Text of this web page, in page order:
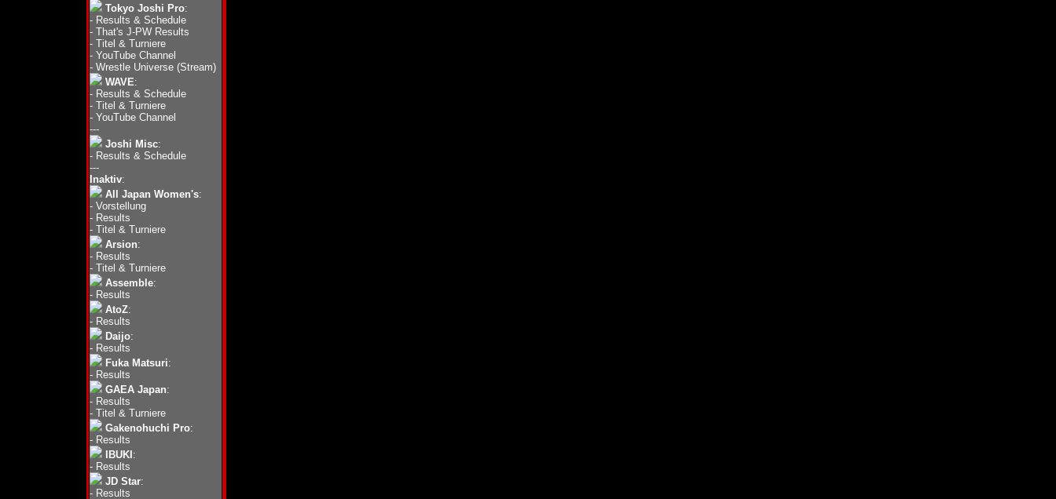
Tokyo Joshi Pro:
- Results & Schedule
- That's J-PW Results
- Titel & Turniere
- YouTube Channel
- Wrestle Universe (Stream)
WAVE:
- Results & Schedule
- Titel & Turniere
- YouTube Channel
---
Joshi Misc:
- Results & Schedule
---
Inaktiv:
All Japan Women's:
- Vorstellung
- Results
- Titel & Turniere
Arsion:
- Results
- Titel & Turniere
Assemble:
- Results
AtoZ:
- Results
Daijo:
- Results
Fuka Matsuri:
- Results
GAEA Japan:
- Results
- Titel & Turniere
Gakenohuchi Pro:
- Results
IBUKI :
- Results
JD Star:
- Results